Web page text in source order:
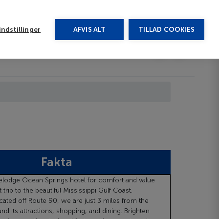
AFVIS ALT TILLAD COOKIES
Fakta
Ocean Springs hotel for comfort and value
trip to the beautiful Mississippi Gulf Coast.
off Route 90, we are just 3 miles from the
its attractions, shopping, and dining. Brighten